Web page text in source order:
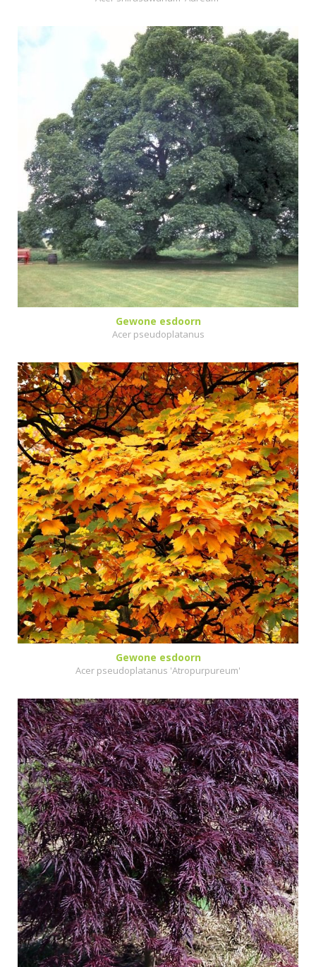
Gewone esdoorn
Acer pseudoplatanus
Gewone esdoorn
Acer pseudoplatanus 'Atropurpureum'